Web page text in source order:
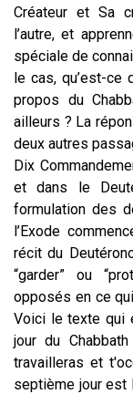
Créateur et Sa
l’autre, et
spéciale de
le cas, qu’est-ce
propos du
ailleurs ? La
deux autres
Dix
et dans le
formulation des
l’Exode
récit du
“garder” ou
opposés en ce
Voici le texte qui
jour du
travailleras et
septième jour est